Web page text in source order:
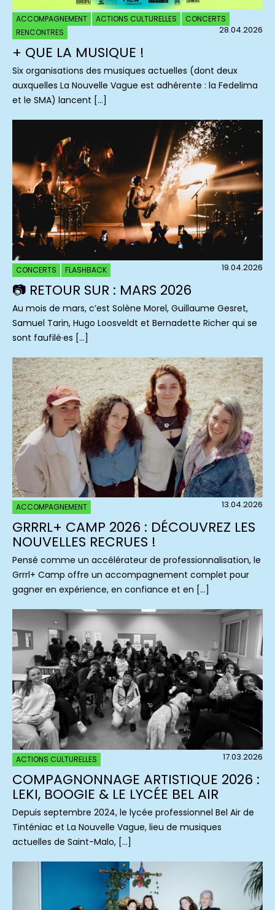
ACCOMPAGNEMENT ACTIONS CULTURELLES
CONCERTS
RENCONTRES
28.04.2026
+ QUE LA MUSIQUE !
Six organisations des musiques actuelles (dont deux
auxquelles La Nouvelle Vague est adhérente : la Fedelima
et le SMA) lancent […]
CONCERTS FLASHBACK 19.04.2026
📷 RETOUR SUR : MARS 2026
Au mois de mars, c’est Solène Morel, Guillaume Gesret,
Samuel Tarin, Hugo Loosveldt et Bernadette Richer qui se
sont faufilé·es […]
ACCOMPAGNEMENT 13.04.2026
GRRRL+ CAMP 2026 : DÉCOUVREZ LES
NOUVELLES RECRUES !
Pensé comme un accélérateur de professionnalisation, le
Grrrl+ Camp offre un accompagnement complet pour
gagner en expérience, en confiance et en […]
ACTIONS CULTURELLES 17.03.2026
COMPAGNONNAGE ARTISTIQUE 2026 :
LEKI, BOOGIE & LE LYCÉE BEL AIR
Depuis septembre 2024, le lycée professionnel Bel Air de
Tinténiac et La Nouvelle Vague, lieu de musiques
actuelles de Saint-Malo, […]